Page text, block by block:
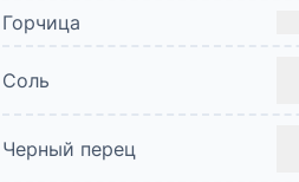
Горчица
Соль
Черный перец